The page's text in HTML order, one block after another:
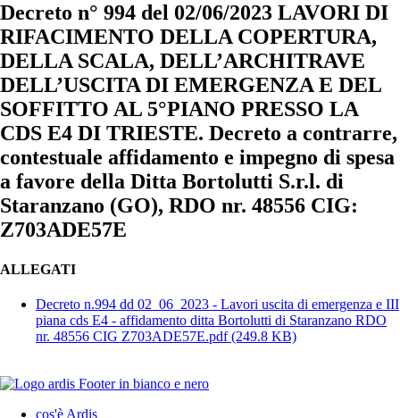
Decreto n° 994 del 02/06/2023 LAVORI DI
RIFACIMENTO DELLA COPERTURA,
DELLA SCALA, DELL’ARCHITRAVE
DELL’USCITA DI EMERGENZA E DEL
SOFFITTO AL 5°PIANO PRESSO LA
CDS E4 DI TRIESTE. Decreto a contrarre,
contestuale affidamento e impegno di spesa
a favore della Ditta Bortolutti S.r.l. di
Staranzano (GO), RDO nr. 48556 CIG:
Z703ADE57E
ALLEGATI
Decreto n.994 dd 02_06_2023 - Lavori uscita di emergenza e III
piana cds E4 - affidamento ditta Bortolutti di Staranzano RDO
nr. 48556 CIG Z703ADE57E.pdf(249.8 KB)
cos'è Ardis